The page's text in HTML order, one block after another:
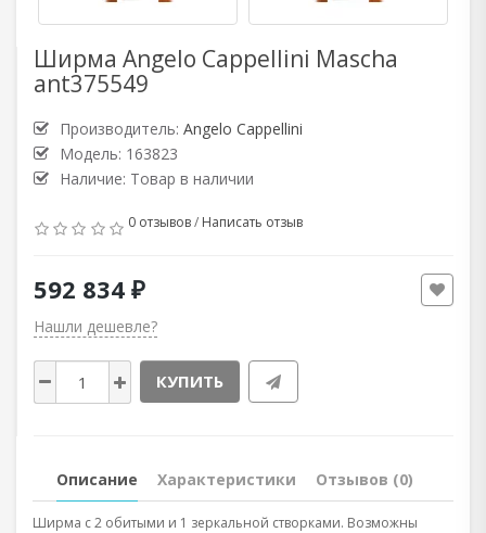
Ширма Angelo Cappellini Mascha
ant375549
Производитель: Angelo Cappellini
Модель: 163823
Наличие: Товар в наличии
0 отзывов/ Написать отзыв
592 834 ₽
Нашли дешевле?
КУПИТЬ
Описание Характеристики Отзывов (0)
Ширма с 2 обитыми и 1 зеркальной створками. Возможны